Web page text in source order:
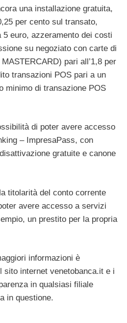
una installazione gratuita,
per cento sul transato,
5 euro, azzeramento dei costi
su negoziato con carte di
pari all’1,8 per
transazioni POS pari a un
minimo di transazione POS
di poter avere accesso
– ImpresaPass, con
gratuite e canone
titolarità del conto corrente
avere accesso a servizi
un prestito per la propria
informazioni è
sito internet venetobanca.it e i
in qualsiasi filiale
in questione.